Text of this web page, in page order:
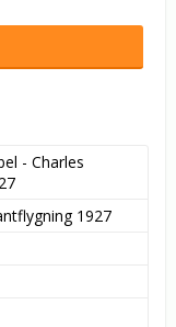
- Charles
1927